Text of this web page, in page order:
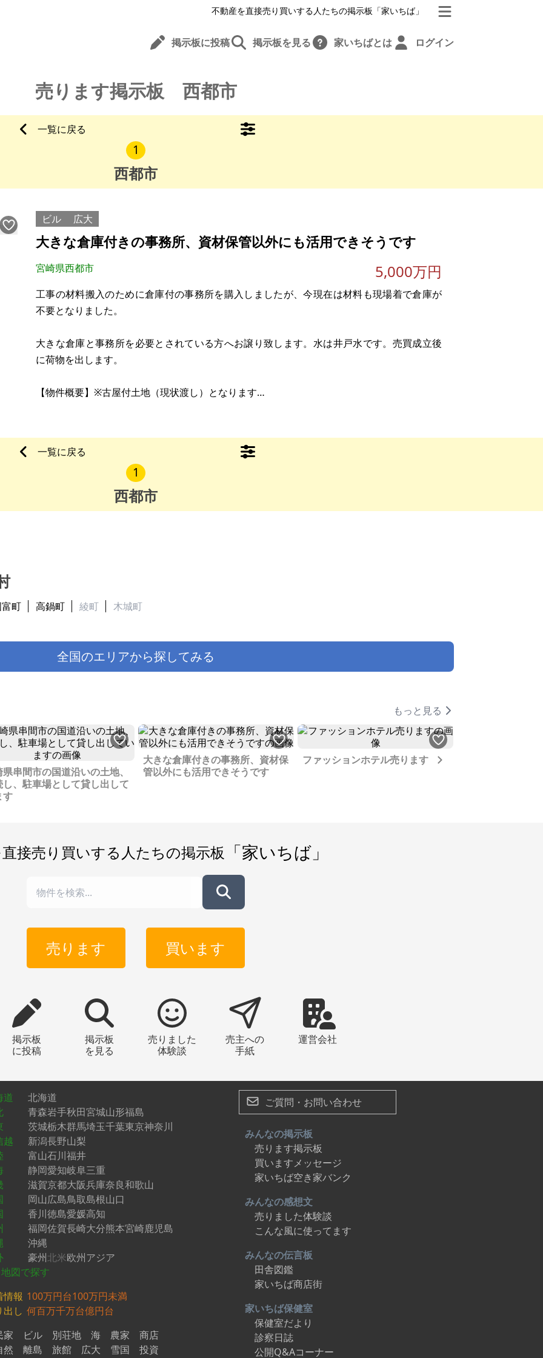
不動産を直接売り買いする人たちの掲示板「家いちば」
掲示板に投稿 掲示板を見る 家いちばとは ログイン
売ります掲示板 西都市
一覧に戻る
1
西都市
ビル 広大
大きな倉庫付きの事務所、資材保管以外にも活用できそうです
宮崎県西都市 5,000万円
工事の材料搬入のために倉庫付の事務所を購入しましたが、今現在は材料も現場着で倉庫が
不要となりました。
大きな倉庫と事務所を必要とされている方へお譲り致します。水は井戸水です。売買成立後
に荷物を出します。
【物件概要】※古屋付土地（現状渡し）となります
建物：87㎡(事務所面積)、581㎡(①倉庫面積)、168㎡(②倉庫面積)、70㎡(③倉庫面積)
構造：木造（事務所）、①鉄骨造スレート葺平屋建(倉庫)、②鉄骨造スレート葺平屋建（倉
庫）、③木造スレート葺平屋建(倉庫)
希望価格：5,000万円（税込）
一覧に戻る
1
西都市
町 高鍋町 綾町 木城町
全国のエリアから探してみる
もっと見る
串間市の国道沿いの土地、
し、駐車場として貸し出して
す
大きな倉庫付きの事務所、資材保
管以外にも活用できそうです
ファッションホテル売ります
接売り買いする人たちの掲示板 「家いちば」
売ります 買います
掲示板
に投稿
掲示板
を見る
売りました
体験談
売主への
手紙
運営会社
道
北海道
青森岩手秋田宮城山形福島
茨城栃木群馬埼玉千葉東京神奈川
越
新潟長野山梨
富山石川福井
静岡愛知岐阜三重
滋賀京都大阪兵庫奈良和歌山
岡山広島鳥取島根山口
香川徳島愛媛高知
福岡佐賀長崎大分熊本宮崎鹿児島
沖縄
豪州北米欧州アジア
地図で探す
情報 100万円台100万円未満
出し 何百万千万台億円台
家
ビル 別荘地 海 農家
商店
然
離島 旅館 広大 雪国
投資
ご質問・お問い合わせ
みんなの掲示板
売ります掲示板
買いますメッセージ
家いちば空き家バンク
みんなの感想文
売りました体験談
こんな風に使ってます
みんなの伝言板
田舎図鑑
家いちば商店街
家いちば保健室
保健室だより
診察日誌
公開Q&Aコーナー